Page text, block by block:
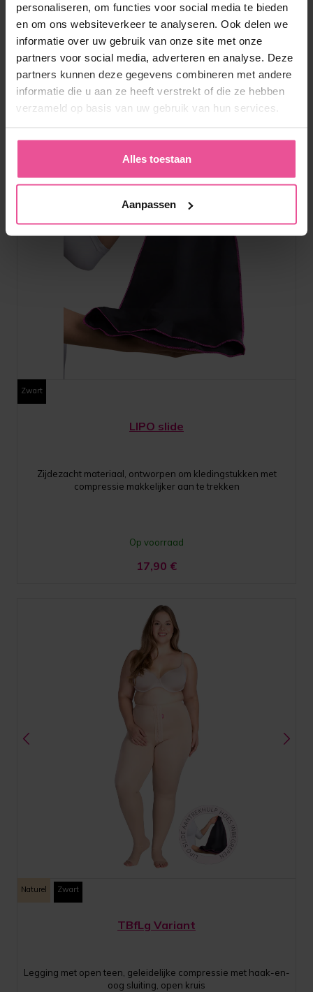
personaliseren, om functies voor social media te bieden
en om ons websiteverkeer te analyseren. Ook delen we
informatie over uw gebruik van onze site met onze
partners voor social media, adverteren en analyse. Deze
partners kunnen deze gegevens combineren met andere
informatie die u aan ze heeft verstrekt of die ze hebben
verzameld op basis van uw gebruik van hun services.
Alles toestaan
Aanpassen
Product genoteerd in
antwoord:
Zwart
LIPO slide
Zijdezacht materiaal, ontworpen om kledingstukken met
compressie makkelijker aan te trekken
Op voorraad
17,90 €
Naturel Zwart
TBfLg Variant
Legging met open teen, geleidelijke compressie met haak-en-
oog sluiting, open kruis